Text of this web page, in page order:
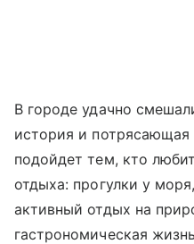
В городе удачно
история и
подойдет тем, кто
отдыха: прогулки у
активный отдых на
гастрономическая